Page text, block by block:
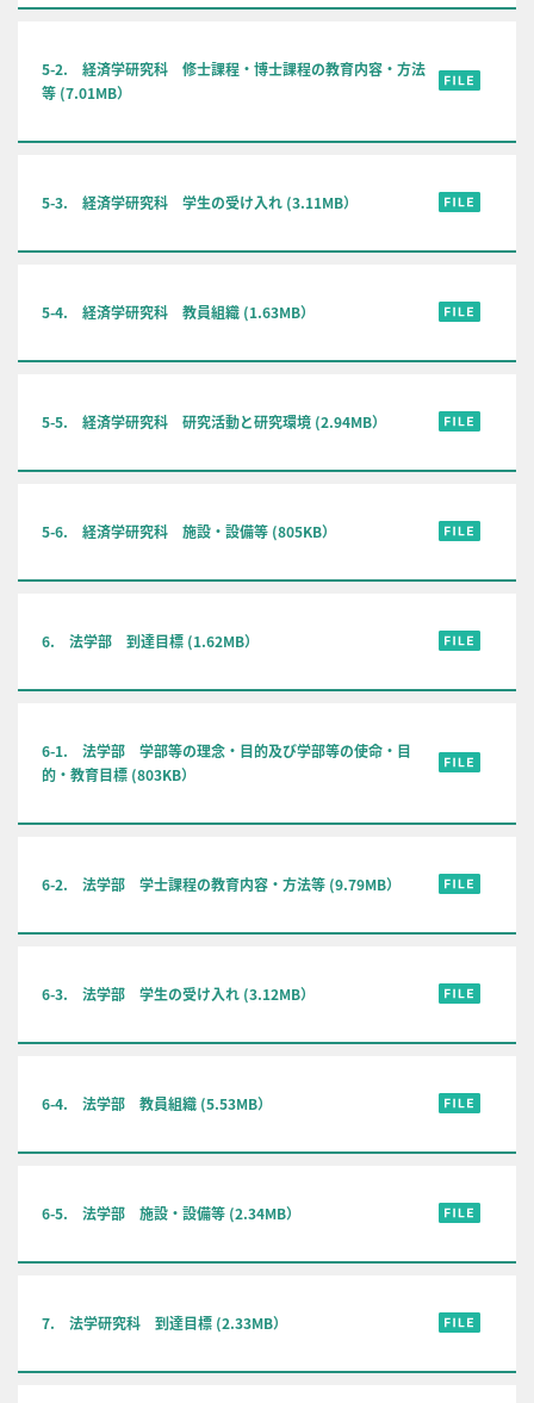
5-2. 経済学研究科 修士課程・博士課程の教育内容・方法
等 (7.01MB）
5-3. 経済学研究科 学生の受け入れ (3.11MB）
5-4. 経済学研究科 教員組織 (1.63MB）
5-5. 経済学研究科 研究活動と研究環境 (2.94MB）
5-6. 経済学研究科 施設・設備等 (805KB）
6. 法学部 到達目標 (1.62MB）
6-1. 法学部 学部等の理念・目的及び学部等の使命・目
的・教育目標 (803KB）
6-2. 法学部 学士課程の教育内容・方法等 (9.79MB）
6-3. 法学部 学生の受け入れ (3.12MB）
6-4. 法学部 教員組織 (5.53MB）
6-5. 法学部 施設・設備等 (2.34MB）
7. 法学研究科 到達目標 (2.33MB）